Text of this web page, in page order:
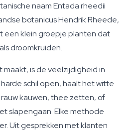
naamEntada rheedii
botanicus Hendrik Rheede,
een klein groepje planten dat
droomkruiden.
maakt, is de veelzijdigheid in
schil open, haalt het witte
kauwen, thee zetten, of
slapengaan. Elke methode
Uit gesprekken met klanten